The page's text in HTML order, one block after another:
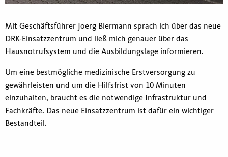
Mit Geschäftsführer Joerg Biermann sprach ich über das neue
DRK-Einsatzzentrum und ließ mich genauer über das
Hausnotrufsystem und die Ausbildungslage informieren.
Um eine bestmögliche medizinische Erstversorgung zu
gewährleisten und um die Hilfsfrist von 10 Minuten
einzuhalten, braucht es die notwendige Infrastruktur und
Fachkräfte. Das neue Einsatzzentrum ist dafür ein wichtiger
Bestandteil.